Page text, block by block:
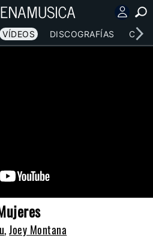
VÍDEOS DISCOGRAFÍAS
,Joey Montana